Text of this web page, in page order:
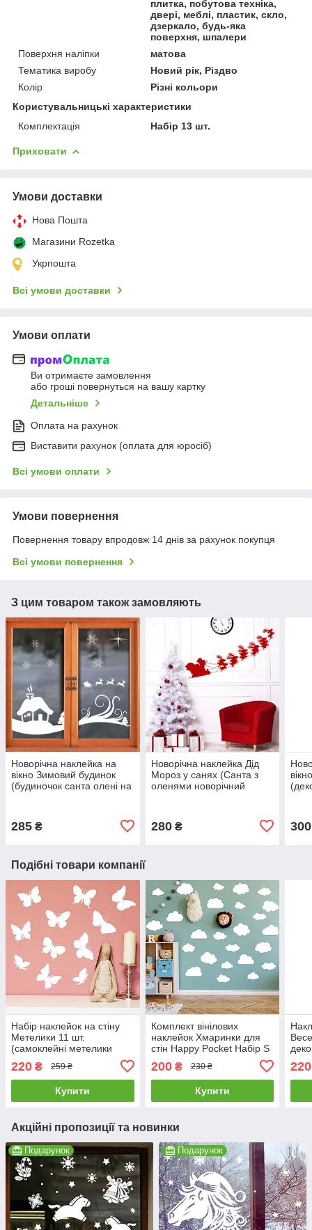
плитка, побутова техніка,
двері, меблі, пластик, скло,
дзеркало, будь-яка
поверхня, шпалери
Поверхня наліпки
матова
Тематика виробу
Новий рік, Різдво
Колір
Різні кольори
Користувальницькі характеристики
Комплектація
Набір 13 шт.
Приховати
Умови доставки
Нова Пошта
Магазини Rozetka
Укрпошта
Всі умови доставки
Умови оплати
Ви отримаєте замовлення
або гроші повернуться на вашу картку
Детальніше
Оплата на рахунок
Виставити рахунок (оплата для юросіб)
Всі умови оплати
Умови повернення
Повернення товару впродовж 14 днів за рахунок покупця
Всі умови повернення
З цим товаром також замовляють
Новорічна наклейка на
вікно Зимовий будинок
(будиночок санта олені на
285 ₴
Новорічна наклейка Дід
Мороз у санях (Санта з
оленями новорічний
280₴ 300
Подібні товари компанії
Набір наклейок на стіну
Метелики 11 шт.
(самоклейні метелики
Білий
220 ₴ 259 ₴
Купити
Комплект вінілових
наклейок Хмаринки для
стін Happy Pocket Набір S
128х93мм білий матовий
200₴ 230 ₴
Купити
220
Акційні пропозиції та новинки
Подарунок Подарунок